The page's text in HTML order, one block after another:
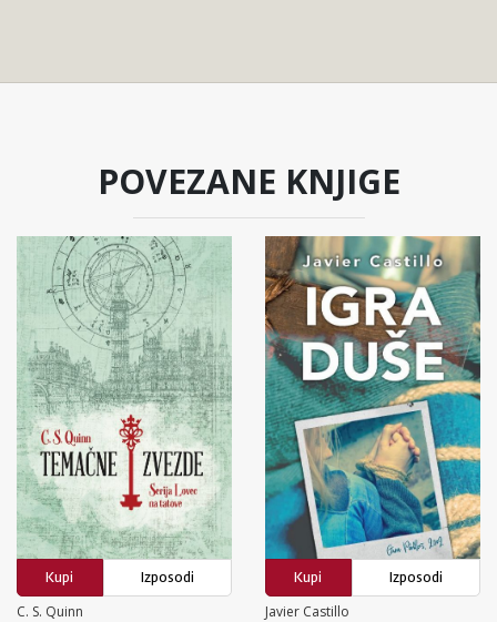
POVEZANE KNJIGE
Kupi
Izposodi
C. S. Quinn
Kupi
Izposodi
Javier Castillo